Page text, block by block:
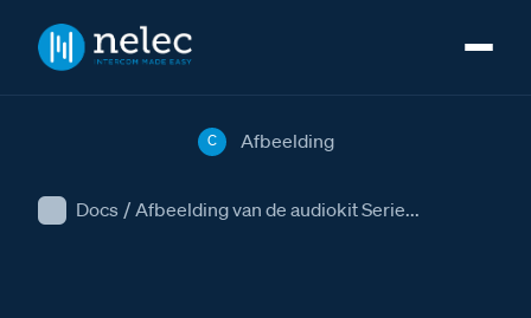
Docs / Afbeelding van de audiokit Serie...
C Afbeelding